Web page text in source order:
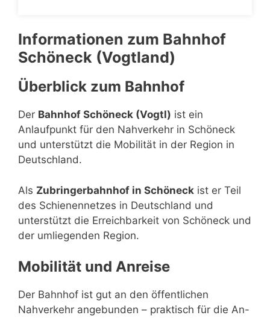
Informationen zum Bahnhof
Schöneck (Vogtland)
Überblick zum Bahnhof
Der Bahnhof Schöneck (Vogtl) ist ein
Anlaufpunkt für den Nahverkehr in Schöneck
und unterstützt die Mobilität in der Region in
Deutschland.
Als Zubringerbahnhof in Schöneck ist er Teil
des Schienennetzes in Deutschland und
unterstützt die Erreichbarkeit von Schöneck und
der umliegenden Region.
Mobilität und Anreise
Der Bahnhof ist gut an den öffentlichen
Nahverkehr angebunden – praktisch für die An-